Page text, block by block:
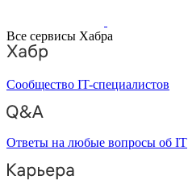
Все сервисы Хабра
Сообщество IT-специалистов
Ответы на любые вопросы об IT